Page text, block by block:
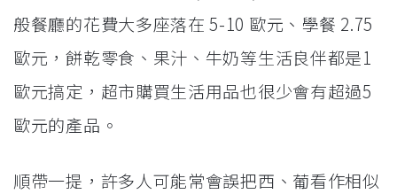
般餐廳的花費大多座落在 5-10 歐元、學餐 2.75
歐元，餅乾零食、果汁、牛奶等生活良伴都是1
歐元搞定，超市購買生活用品也很少會有超過5
歐元的產品。
順帶一提，許多人可能常會誤把西、葡看作相似